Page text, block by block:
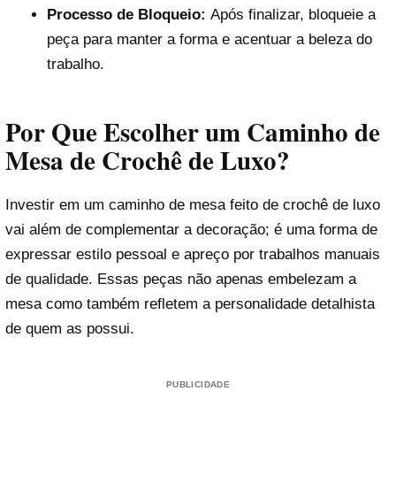
Processo de Bloqueio: Após finalizar, bloqueie a
peça para manter a forma e acentuar a beleza do
trabalho.
Por Que Escolher um Caminho de
Mesa de Crochê de Luxo?
Investir em um caminho de mesa feito de crochê de luxo
vai além de complementar a decoração; é uma forma de
expressar estilo pessoal e apreço por trabalhos manuais
de qualidade. Essas peças não apenas embelezam a
mesa como também refletem a personalidade detalhista
de quem as possui.
PUBLICIDADE